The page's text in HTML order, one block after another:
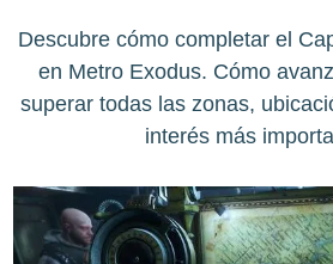
Descubre cómo completar el
en Metro Exodus. Cómo
superar todas las zonas,
interés más